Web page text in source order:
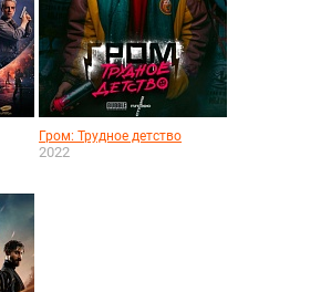
Гром: Трудное детство
2022